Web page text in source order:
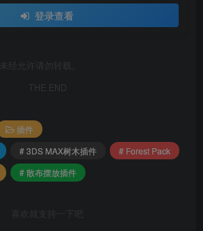
物体材质的日子已经一去不复返了，
化的界面上对整个散布对象进行颜色校
中随机动画样本
画物体，包括对动画几何体进行采样
使用贴图对播放进行控制。
质量的照片扫描级别的树桩，加上经过
登录查看
经允许请勿转载。
THE END
插件
# 3DS MAX树木插件
# Forest Pack
# 散布摆放插件
喜欢就支持一下吧